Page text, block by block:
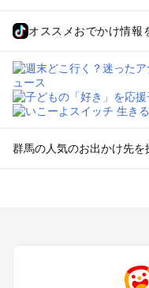
オススメおでかけ情報
群馬の人気のお出かけ先を
伊香保・渋川のプールお